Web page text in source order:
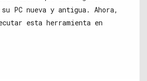
PC nueva y antigua. Ahora,
esta herramienta en